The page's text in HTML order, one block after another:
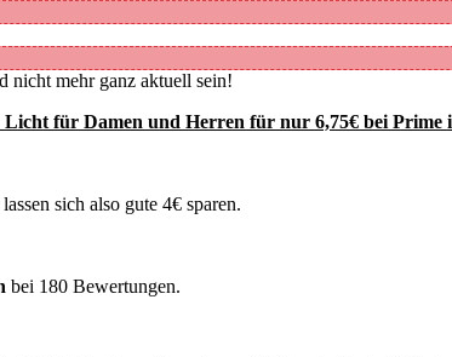
nicht mehr ganz aktuell sein!
für Damen und Herren für nur 6,75€ bei Prime
sich also gute 4€ sparen.
bei 180 Bewertungen.